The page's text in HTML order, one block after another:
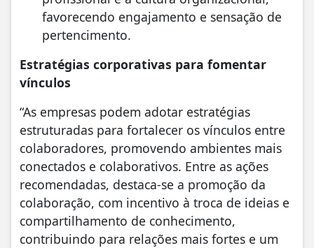
favorecendo engajamento e sensação de
pertencimento.
Estratégias corporativas para fomentar
vínculos
“As empresas podem adotar estratégias
estruturadas para fortalecer os vínculos entre
colaboradores, promovendo ambientes mais
conectados e colaborativos. Entre as ações
recomendadas, destaca-se a promoção da
colaboração, com incentivo à troca de ideias e
compartilhamento de conhecimento,
contribuindo para relações mais fortes e um